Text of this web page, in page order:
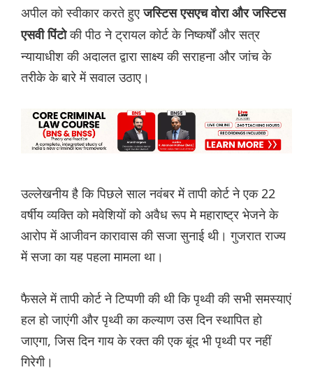
अपील को स्वीकार करते हुएजस्टिस एसएच वोरा और जस्टिस
एसवी पिंटोकी पीठ ने ट्रायल कोर्ट के निष्कर्षों और सत्र
न्यायाधीश की अदालत द्वारा साक्ष्य की सराहना और जांच के
तरीके के बारे में सवाल उठाए।
उल्लेखनीय है कि पिछले साल नवंबर में तापी कोर्ट ने एक 22
वर्षीय व्यक्ति को मवेशियों को अवैध रूप मे महाराष्ट्र भेजने के
आरोप में आजीवन कारावास की सजा सुनाई थी। गुजरात राज्य
में सजा का यह पहला मामला था।
फैसले में तापी कोर्ट ने टिप्पणी की थी कि पृथ्वी की सभी समस्याएं
हल हो जाएंगी और पृथ्वी का कल्याण उस दिन स्थापित हो
जाएगा, जिस दिन गाय के रक्त की एक बूंद भी पृथ्वी पर नहीं
गिरेगी।